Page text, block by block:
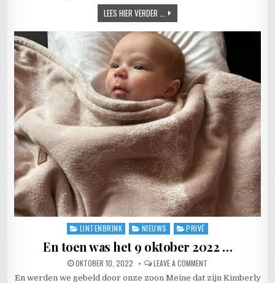
LEES HIER VERDER ... RÜGEN / USEDOM 2023
Posted in
LINTENBRINK NIEUWS PRIVÉ
En toen was het 9 oktober 2022 …
PUBLISHED DATE:
OKTOBER 10, 2022 LEAVE A COMMENT
En werden we gebeld door onze zoon Meine dat zijn Kimberly